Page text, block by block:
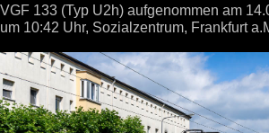
VGF 133 (Typ U2h) aufgenommen am
um 10:42 Uhr, Sozialzentrum, Frankfurt